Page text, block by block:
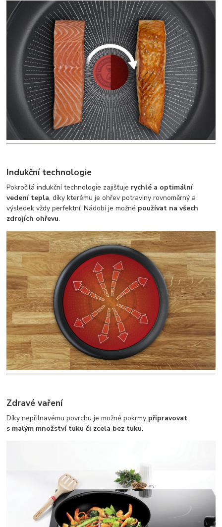
Indukční technologie
Pokročilá indukční technologie zajišťuje rychlé a optimální
vedení tepla, díky kterému je ohřev potraviny rovnoměrný a
výsledek vždy perfektní. Nádobí je možné používat na všech
zdrojích ohřevu.
Zdravé vaření
Díky nepřilnavému povrchu je možné pokrmy připravovat
s malým množství tuku či zcela bez tuku.